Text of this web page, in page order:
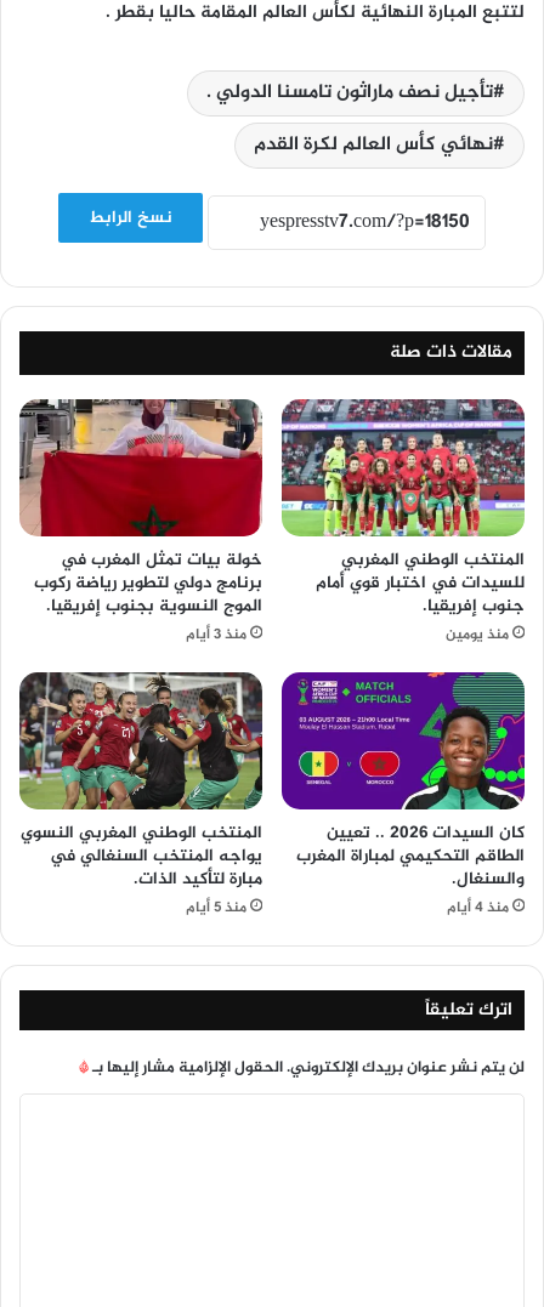
لتتبع المبارة النهائية لكأس العالم المقامة حاليا بقطر .
تأجيل نصف ماراثون تامسنا الدولي .
نهائي كأس العالم لكرة القدم
نسخ الرابط
مقالات ذات صلة
المنتخب الوطني المغربي
للسيدات في اختبار قوي أمام
جنوب إفريقيا.
منذ يومين
خولة بيات تمثل المغرب في
برنامج دولي لتطوير رياضة ركوب
الموج النسوية بجنوب إفريقيا.
منذ 3 أيام
كان السيدات 2026 .. تعيين
الطاقم التحكيمي لمباراة المغرب
والسنغال.
منذ 4 أيام
المنتخب الوطني المغربي النسوي
يواجه المنتخب السنغالي في
مبارة لتأكيد الذات.
منذ 5 أيام
اترك تعليقاً
لن يتم نشر عنوان بريدك الإلكتروني.الحقول الإلزامية مشار إليها بـ*